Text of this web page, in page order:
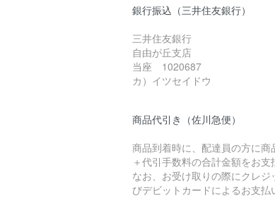
銀行振込（三井住友銀行）
三井住友銀行
自由が丘支店
当座 1020687
カ）イツセイドウ
商品代引き（佐川急便）
商品到着時に、配達員の方に商
＋代引手数料の合計金額をお支
なお、お受け取りの際にクレジ
びデビットカードによるお支払